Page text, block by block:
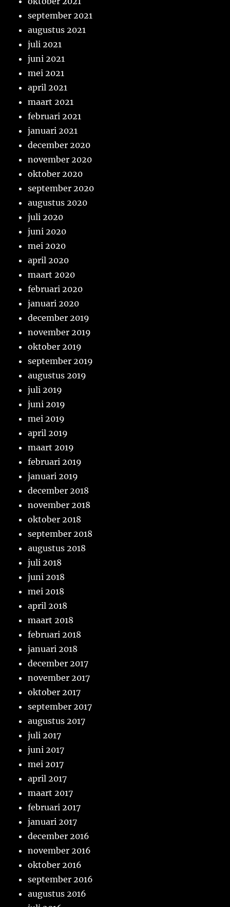
september 2021
augustus 2021
juli 2021
juni 2021
mei 2021
april 2021
maart 2021
februari 2021
januari 2021
december 2020
november 2020
oktober 2020
september 2020
augustus 2020
juli 2020
juni 2020
mei 2020
april 2020
maart 2020
februari 2020
januari 2020
december 2019
november 2019
oktober 2019
september 2019
augustus 2019
juli 2019
juni 2019
mei 2019
april 2019
maart 2019
februari 2019
januari 2019
december 2018
november 2018
oktober 2018
september 2018
augustus 2018
juli 2018
juni 2018
mei 2018
april 2018
maart 2018
februari 2018
januari 2018
december 2017
november 2017
oktober 2017
september 2017
augustus 2017
juli 2017
juni 2017
mei 2017
april 2017
maart 2017
februari 2017
januari 2017
december 2016
november 2016
oktober 2016
september 2016
augustus 2016